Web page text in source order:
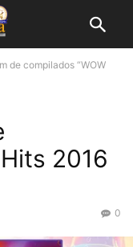
de compilados “WOW
2016
0